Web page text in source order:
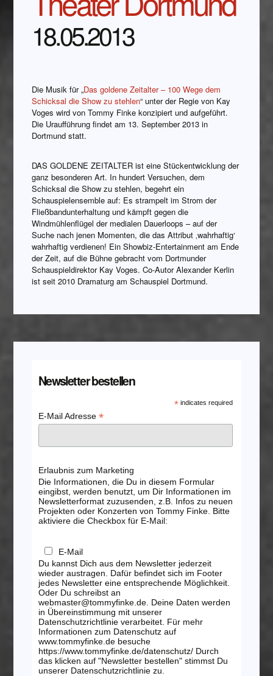
18.05.2013
Die Musik für „Das goldene Zeitalter – 100 Wege dem
Schicksal die Show zu stehlen“ unter der Regie von Kay
Voges wird von Tommy Finke konzipiert und aufgeführt.
Die Uraufführung findet am 13. September 2013 in
Dortmund statt.
DAS GOLDENE ZEITALTER ist eine Stückentwicklung der
ganz besonderen Art. In hundert Versuchen, dem
Schicksal die Show zu stehlen, begehrt ein
Schauspielensemble auf: Es strampelt im Strom der
Fließbandunterhaltung und kämpft gegen die
Windmühlenflügel der medialen Dauerloops – auf der
Suche nach jenen Momenten, die das Attribut ‚wahrhaftig‘
wahrhaftig verdienen! Ein Showbiz-Entertainment am Ende
der Zeit, auf die Bühne gebracht vom Dortmunder
Schauspieldirektor Kay Voges. Co-Autor Alexander Kerlin
ist seit 2010 Dramaturg am Schauspiel Dortmund.
Newsletter bestellen
* indicates required
E-Mail Adresse *
Erlaubnis zum Marketing
Die Informationen, die Du in diesem Formular
eingibst, werden benutzt, um Dir Informationen im
Newsletterformat zuzusenden, z.B. Infos zu neuen
Projekten oder Konzerten von Tommy Finke. Bitte
aktiviere die Checkbox für E-Mail:
E-Mail
Du kannst Dich aus dem Newsletter jederzeit
wieder austragen. Dafür befindet sich im Footer
jedes Newsletter eine entsprechende Möglichkeit.
Oder Du schreibst an
webmaster@tommyfinke.de. Deine Daten werden
in Übereinstimmung mit unserer
Datenschutzrichtlinie verarbeitet. Für mehr
Informationen zum Datenschutz auf
www.tommyfinke.de besuche
https://www.tommyfinke.de/datenschutz/ Durch
das klicken auf "Newsletter bestellen" stimmst Du
unserer Datenschutzrichtlinie zu.